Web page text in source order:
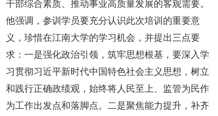
干部综合素质、推动事业高质量发展的客观需要。
他强调，参训学员要充分认识此次培训的重要意
义，珍惜在江南大学的学习机会，并提出三点要
求：一是强化政治引领，筑牢思想根基，要深入学
习贯彻习近平新时代中国特色社会主义思想，树立
和践行正确政绩观，始终将人民至上、监管为民作
为工作出发点和落脚点。二是聚焦能力提升，补齐